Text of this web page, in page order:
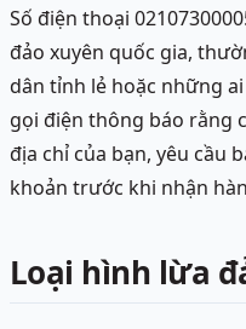
Số điện thoại
đảo xuyên quốc gia,
dân tỉnh lẻ hoặc những
gọi điện thông báo rằng
địa chỉ của bạn, yêu cầu
khoản trước khi nhận
Loại hình lừa